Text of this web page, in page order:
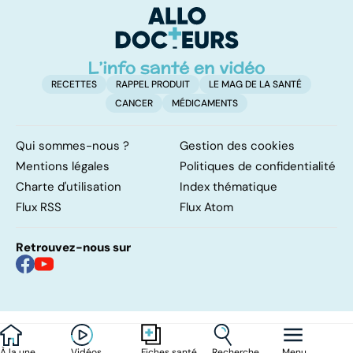
RECETTES RAPPEL PRODUIT
LE MAG DE LA SANTÉ
CANCER
MÉDICAMENTS
Qui sommes-nous ?
Gestion des cookies
Mentions légales
Politiques de confidentialité
Charte d'utilisation
Index thématique
Flux RSS
Flux Atom
Retrouvez-nous sur